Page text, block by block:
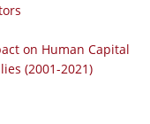
on Human Capital
(2001-2021)